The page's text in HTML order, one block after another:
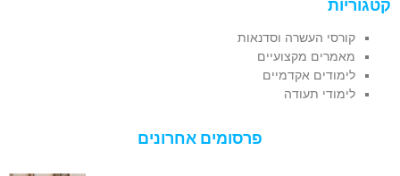
קטגוריות
קורסי העשרה וסדנאות
מאמרים מקצועיים
לימודים אקדמיים
לימודי תעודה
פרסומים אחרונים